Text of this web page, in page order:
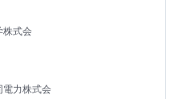
株式会
電力株式会